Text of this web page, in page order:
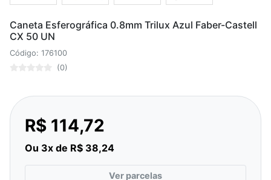
Caneta Esferográfica 0.8mm Trilux Azul Faber-Castell
CX 50 UN
Código: 176100
(0)
R$ 114,72
Ou 3x de R$ 38,24
Ver parcelas